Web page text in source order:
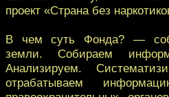
проект «Страна без
В чем суть Фонда? —
земли. Собираем
Анализируем.
отрабатываем